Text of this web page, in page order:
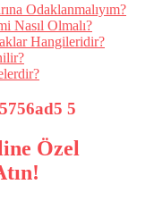
Odaklanmalıyım?
Nasıl Olmalı?
Hangileridir?
Özel